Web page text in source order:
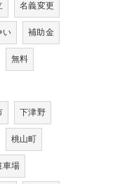
名義変更
い
補助金
無料
下津野
桃山町
車場